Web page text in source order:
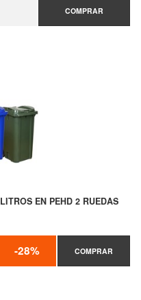
COMPRAR
EN PEHD 2 RUEDAS
-28% COMPRAR